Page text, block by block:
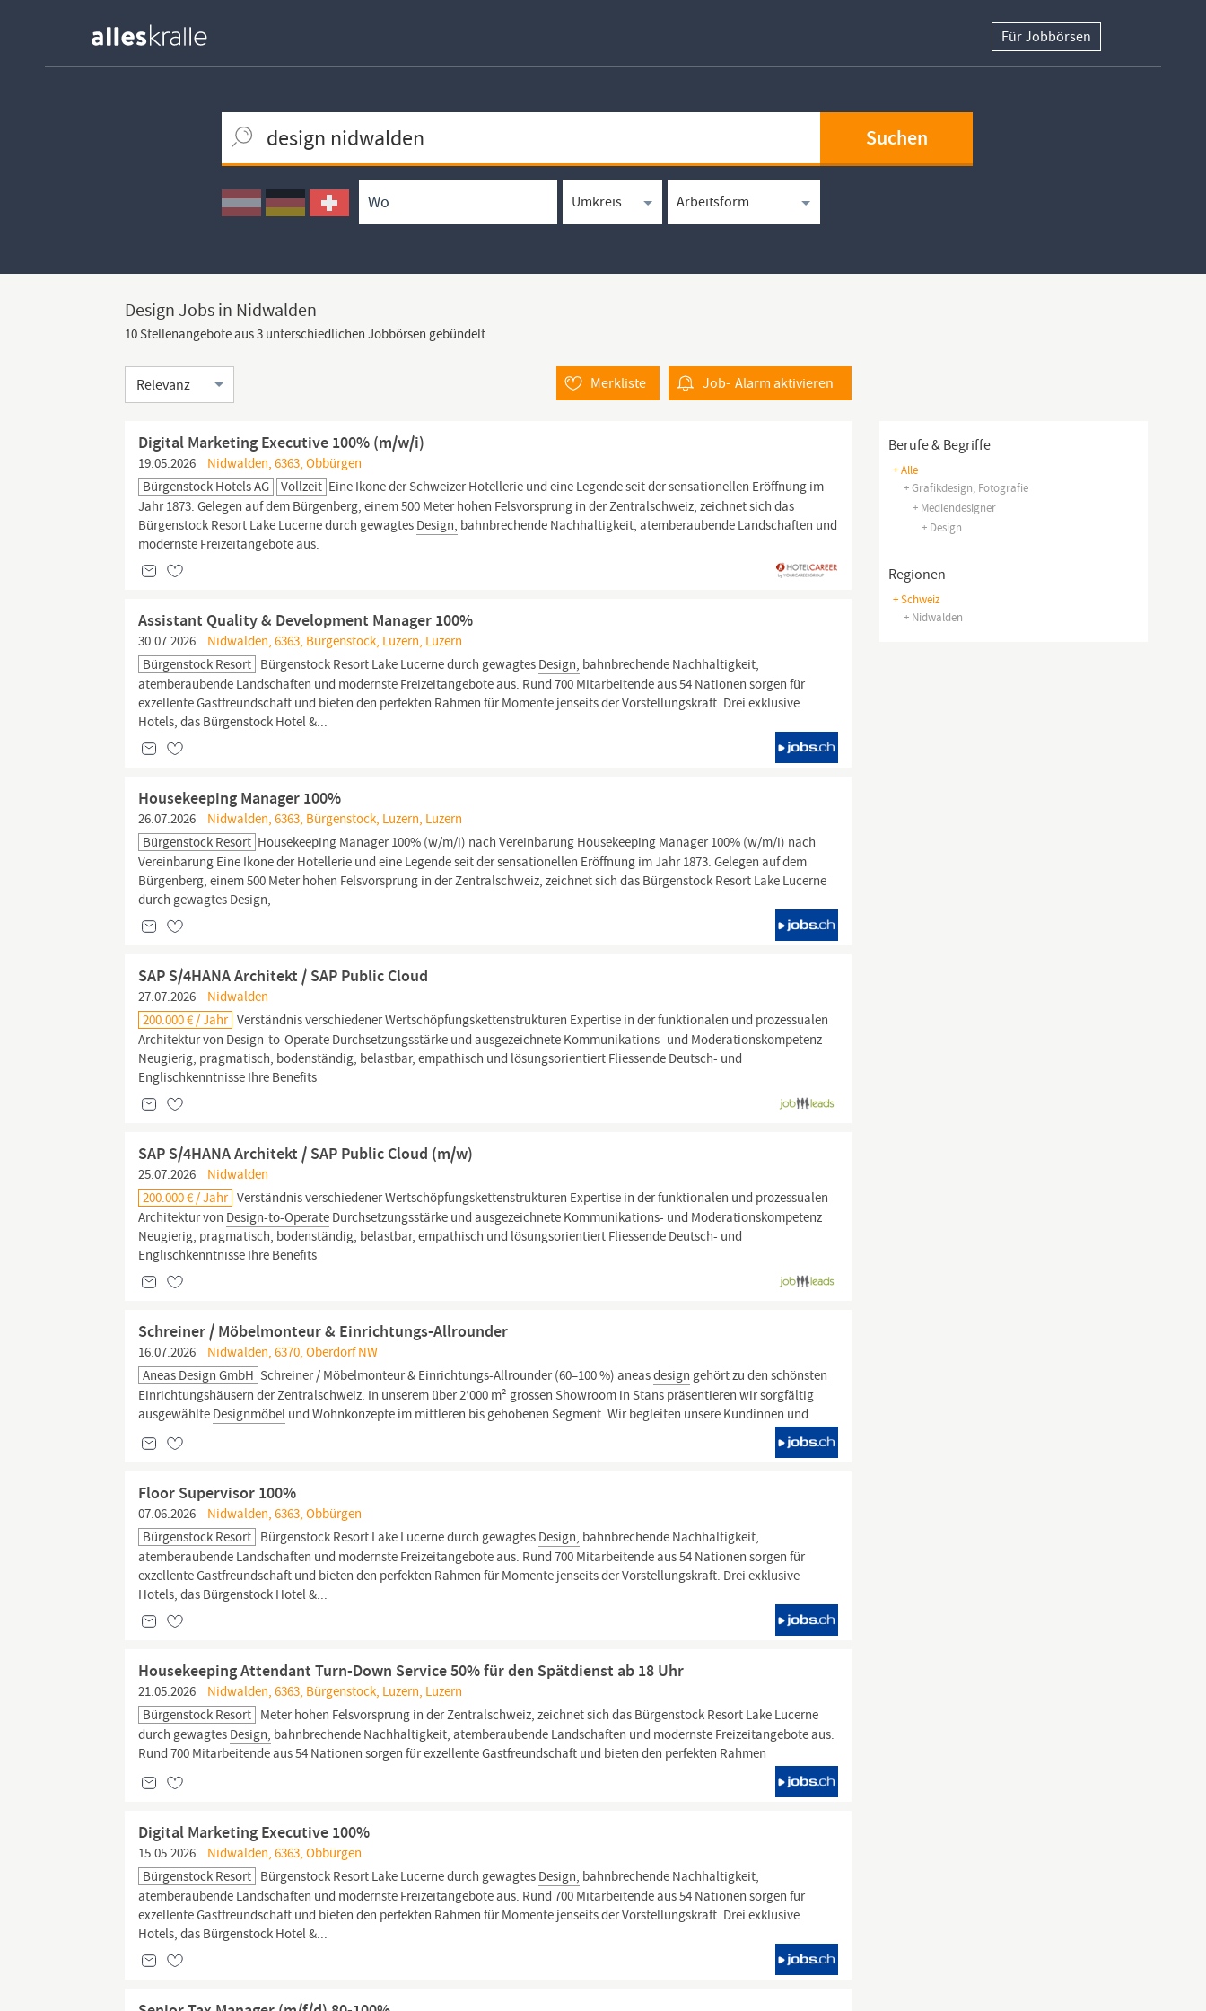
Für Jobbörsen
Ortssuche
Umkreissuche
Arbeitsform
Berufe & Begriffe
+ Alle
+ Grafikdesign, Fotografie
+ Mediendesigner
+ Design
Regionen
+ Schweiz
+ Nidwalden
Design Jobs in Nidwalden
10 Stellenangebote aus 3 unterschiedlichen Jobbörsen gebündelt.
Sortierung Job- Alarmaktivieren
Merkliste
Digital Marketing Executive 100% (m/w/i)
19.05.2026
Nidwalden, 6363, Obbürgen
Bürgenstock Hotels AG
Vollzeit Eine Ikone der Schweizer Hotellerie und eine Legende seit der sensationellen Eröffnung im
Jahr 1873. Gelegen auf dem Bürgenberg, einem 500 Meter hohen Felsvorsprung in der Zentralschweiz, zeichnet sich das
Bürgenstock Resort Lake Lucerne durch gewagtes Design, bahnbrechende Nachhaltigkeit, atemberaubende Landschaften und
modernste Freizeitangebote aus.
Assistant Quality & Development Manager 100%
30.07.2026
Nidwalden, 6363, Bürgenstock, Luzern, Luzern
Bürgenstock Resort Bürgenstock Resort Lake Lucerne durch gewagtes Design, bahnbrechende Nachhaltigkeit,
atemberaubende Landschaften und modernste Freizeitangebote aus. Rund 700 Mitarbeitende aus 54 Nationen sorgen für
exzellente Gastfreundschaft und bieten den perfekten Rahmen für Momente jenseits der Vorstellungskraft. Drei exklusive
Hotels, das Bürgenstock Hotel &...
Housekeeping Manager 100%
26.07.2026
Nidwalden, 6363, Bürgenstock, Luzern, Luzern
Bürgenstock Resort Housekeeping Manager 100% (w/m/i) nach Vereinbarung Housekeeping Manager 100% (w/m/i) nach
Vereinbarung Eine Ikone der Hotellerie und eine Legende seit der sensationellen Eröffnung im Jahr 1873. Gelegen auf dem
Bürgenberg, einem 500 Meter hohen Felsvorsprung in der Zentralschweiz, zeichnet sich das Bürgenstock Resort Lake Lucerne
durch gewagtes Design,
SAP S/4HANA Architekt / SAP Public Cloud
27.07.2026
Nidwalden
200.000 € / Jahr Verständnis verschiedener Wertschöpfungskettenstrukturen Expertise in der funktionalen und prozessualen
Architektur von Design-to-Operate Durchsetzungsstärke und ausgezeichnete Kommunikations- und Moderationskompetenz
Neugierig, pragmatisch, bodenständig, belastbar, empathisch und lösungsorientiert Fliessende Deutsch- und
Englischkenntnisse Ihre Benefits
SAP S/4HANA Architekt / SAP Public Cloud (m/w)
25.07.2026
Nidwalden
200.000 € / Jahr Verständnis verschiedener Wertschöpfungskettenstrukturen Expertise in der funktionalen und prozessualen
Architektur von Design-to-Operate Durchsetzungsstärke und ausgezeichnete Kommunikations- und Moderationskompetenz
Neugierig, pragmatisch, bodenständig, belastbar, empathisch und lösungsorientiert Fliessende Deutsch- und
Englischkenntnisse Ihre Benefits
Schreiner / Möbelmonteur & Einrichtungs-Allrounder
16.07.2026
Nidwalden, 6370, Oberdorf NW
Aneas Design GmbH Schreiner / Möbelmonteur & Einrichtungs-Allrounder (60–100 %) aneasdesign gehört zu den schönsten
Einrichtungshäusern der Zentralschweiz. In unserem über 2’000 m² grossen Showroom in Stans präsentieren wir sorgfältig
ausgewählte Designmöbel und Wohnkonzepte im mittleren bis gehobenen Segment. Wir begleiten unsere Kundinnen und...
Floor Supervisor 100%
07.06.2026
Nidwalden, 6363, Obbürgen
Bürgenstock Resort Bürgenstock Resort Lake Lucerne durch gewagtes Design, bahnbrechende Nachhaltigkeit,
atemberaubende Landschaften und modernste Freizeitangebote aus. Rund 700 Mitarbeitende aus 54 Nationen sorgen für
exzellente Gastfreundschaft und bieten den perfekten Rahmen für Momente jenseits der Vorstellungskraft. Drei exklusive
Hotels, das Bürgenstock Hotel &...
Housekeeping Attendant Turn-Down Service 50% für den Spätdienst ab 18 Uhr
21.05.2026
Nidwalden, 6363, Bürgenstock, Luzern, Luzern
Bürgenstock Resort Meter hohen Felsvorsprung in der Zentralschweiz, zeichnet sich das Bürgenstock Resort Lake Lucerne
durch gewagtes Design, bahnbrechende Nachhaltigkeit, atemberaubende Landschaften und modernste Freizeitangebote aus.
Rund 700 Mitarbeitende aus 54 Nationen sorgen für exzellente Gastfreundschaft und bieten den perfekten Rahmen
Digital Marketing Executive 100%
15.05.2026
Nidwalden, 6363, Obbürgen
Bürgenstock Resort Bürgenstock Resort Lake Lucerne durch gewagtes Design, bahnbrechende Nachhaltigkeit,
atemberaubende Landschaften und modernste Freizeitangebote aus. Rund 700 Mitarbeitende aus 54 Nationen sorgen für
exzellente Gastfreundschaft und bieten den perfekten Rahmen für Momente jenseits der Vorstellungskraft. Drei exklusive
Hotels, das Bürgenstock Hotel &...